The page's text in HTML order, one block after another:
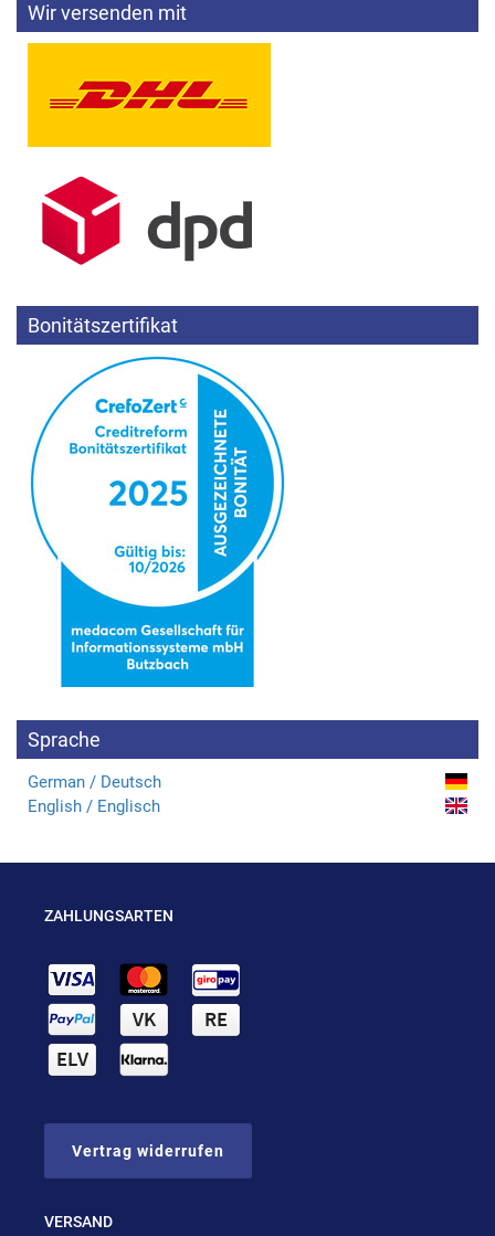
Wir versenden mit
Bonitätszertifikat
Sprache
German / Deutsch
English / Englisch
ZAHLUNGSARTEN
Vertrag widerrufen
VERSAND